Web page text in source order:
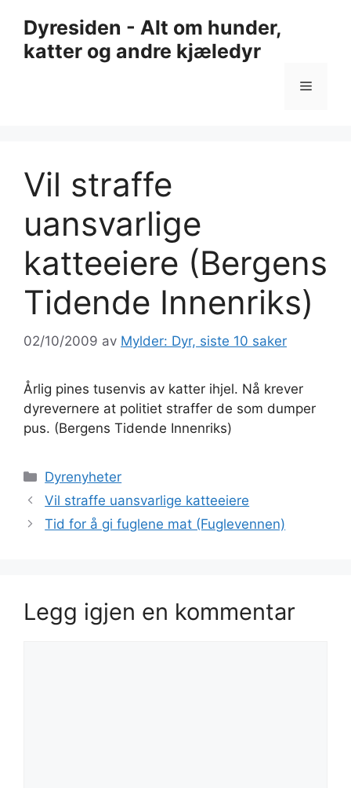
innhold
Dyresiden - Alt om hunder,
katter og andre kjæledyr
Meny
Vil straffe
uansvarlige
katteeiere (Bergens
Tidende Innenriks)
02/10/2009 av Mylder: Dyr, siste 10 saker
Årlig pines tusenvis av katter ihjel. Nå krever
dyrevernere at politiet straffer de som dumper
pus. (Bergens Tidende Innenriks)
Kategorier
Dyrenyheter
Vil straffe uansvarlige katteeiere
Tid for å gi fuglene mat (Fuglevennen)
Legg igjen en kommentar